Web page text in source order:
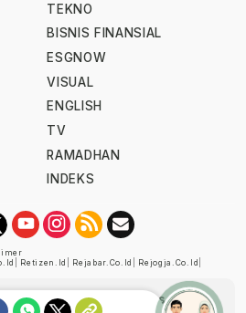
TEKNO
BISNIS FINANSIAL
ESGNOW
VISUAL
ENGLISH
TV
RAMADHAN
INDEKS
Retizen.id Rejabar.co.id Rejogja.co.id
oleh Dewan Pers